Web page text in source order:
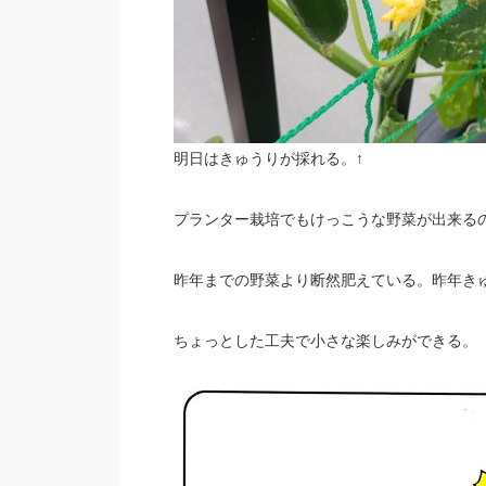
明日はきゅうりが採れる。↑
プランター栽培でもけっこうな野菜が出来
昨年までの野菜より断然肥えている。昨年き
ちょっとした工夫で小さな楽しみができる。